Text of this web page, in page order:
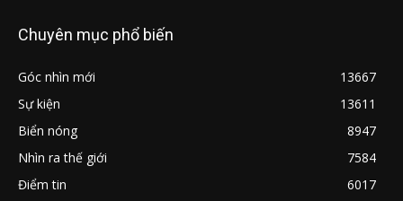
Chuyên mục phổ biến
Góc nhìn mới
13667
Sự kiện
13611
Biển nóng
8947
Nhìn ra thế giới
7584
Điểm tin
6017